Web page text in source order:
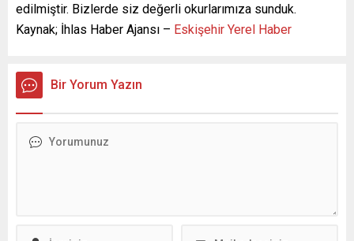
edilmiştir. Bizlerde siz değerli okurlarımıza sunduk.
Kaynak; İhlas Haber Ajansı – Eskişehir Yerel Haber
Bir Yorum Yazın